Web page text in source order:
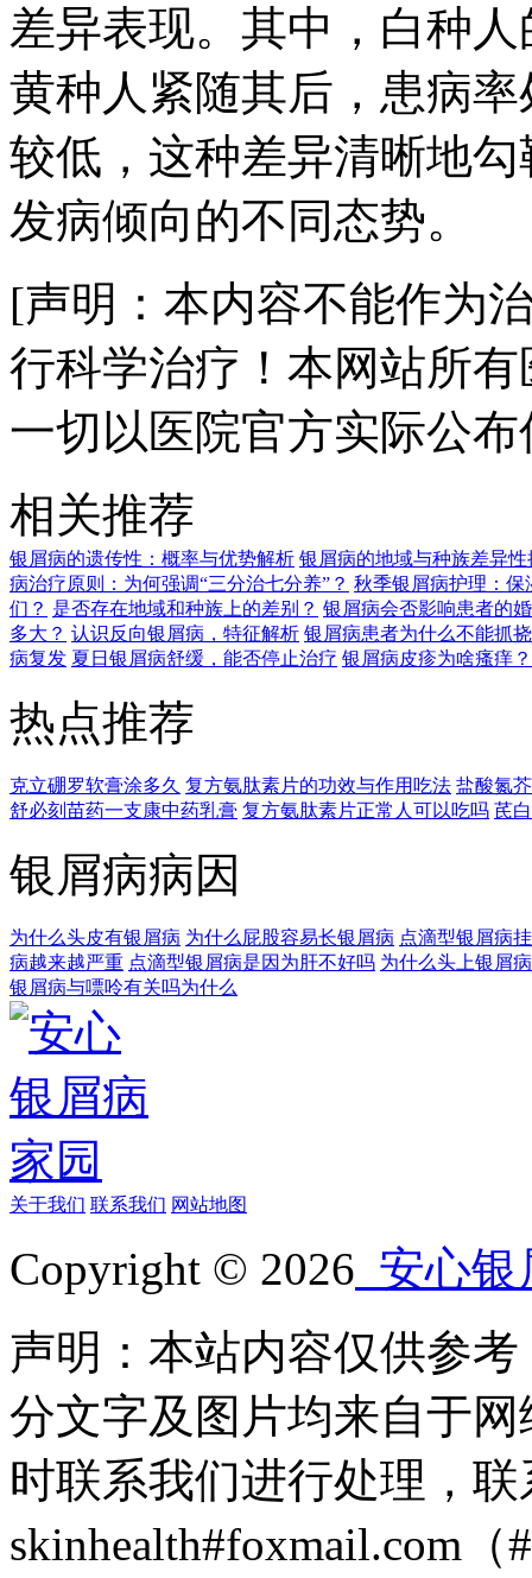
差异表现。其中，白种
黄种人紧随其后，患病
较低，这种差异清晰地
发病倾向的不同态势。
[声明：本内容不能作为
行科学治疗！本网站所
一切以医院官方实际公
相关推荐
银屑病的遗传性：概率与优势解析 银屑病的地域与种族差异性
病治疗原则：为何强调“三分治七分养”？ 秋季银屑病护理：保
们？ 是否存在地域和种族上的差别？ 银屑病会否影响患者的
多大？ 认识反向银屑病，特征解析 银屑病患者为什么不能抓
病复发 夏日银屑病舒缓，能否停止治疗 银屑病皮疹为啥瘙痒
热点推荐
克立硼罗软膏涂多久 复方氨肽素片的功效与作用吃法 盐酸氮
舒必刻苗药一支康中药乳膏 复方氨肽素片正常人可以吃吗 芪
银屑病病因
为什么头皮有银屑病 为什么屁股容易长银屑病 点滴型银屑病
病越来越严重 点滴型银屑病是因为肝不好吗 为什么头上银屑
银屑病与嘌呤有关吗为什么
关于我们 联系我们 网站地图
Copyright © 2026 安心银
声明：本站内容仅供参
分文字及图片均来自于
时联系我们进行处理，
skinhealth#foxmail.com（